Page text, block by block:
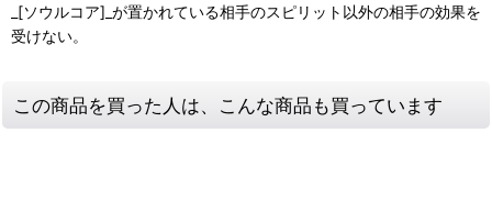
_[ソウルコア]_が置かれている相手のスピリット以外の相手の効果を
受けない。
この商品を買った人は、こんな商品も買っています